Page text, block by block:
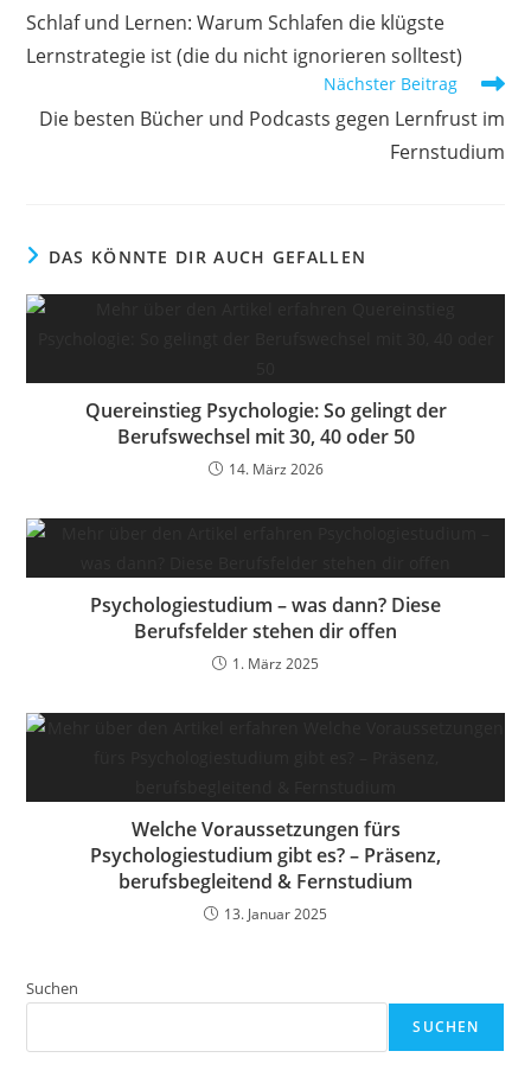
ansehen
Schlaf und Lernen: Warum Schlafen die klügste
Lernstrategie ist (die du nicht ignorieren solltest)
Nächster Beitrag
Die besten Bücher und Podcasts gegen Lernfrust im
Fernstudium
DAS KÖNNTE DIR AUCH GEFALLEN
Quereinstieg Psychologie: So gelingt der
Berufswechsel mit 30, 40 oder 50
14. März 2026
Psychologiestudium – was dann? Diese
Berufsfelder stehen dir offen
1. März 2025
Welche Voraussetzungen fürs
Psychologiestudium gibt es? – Präsenz,
berufsbegleitend & Fernstudium
13. Januar 2025
Suchen
SUCHEN